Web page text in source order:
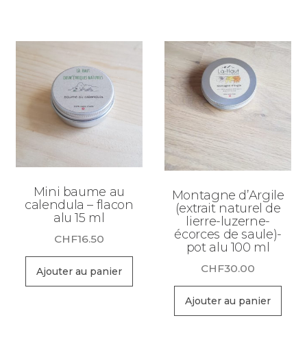
Mini baume au
calendula – flacon
alu 15 ml
CHF16.50
Ajouter au panier
Montagne d’Argile
(extrait naturel de
lierre-luzerne-
écorces de saule)-
pot alu 100 ml
CHF30.00
Ajouter au panier